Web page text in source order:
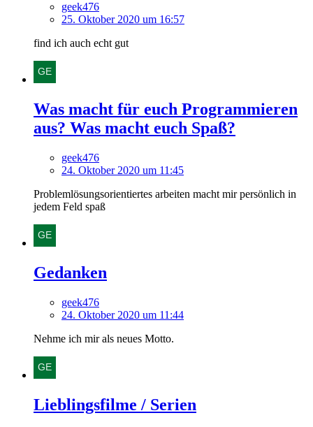
geek476
25. Oktober 2020 um 16:57
find ich auch echt gut
Was macht für euch Programmieren
aus? Was macht euch Spaß?
geek476
24. Oktober 2020 um 11:45
Problemlösungsorientiertes arbeiten macht mir persönlich in
jedem Feld spaß
Gedanken
geek476
24. Oktober 2020 um 11:44
Nehme ich mir als neues Motto.
Lieblingsfilme / Serien